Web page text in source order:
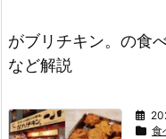
がブリチキン。の食
など解説
食